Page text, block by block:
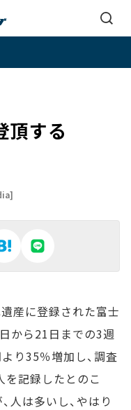
頂する
産に登録された富士
から21日までの3週
り35％増加し、調査
記録したとのこ
人は多いし、やはり